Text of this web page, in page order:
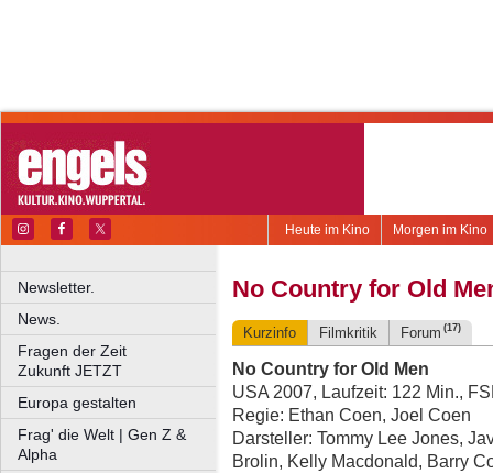
Morgen im Kino
Heute im Kino
Newsletter.
News.
Fragen der Zeit
Zukunft JETZT
Europa gestalten
Frag' die Welt | Gen Z &
Alpha
No Country for Old
Kurzinfo Filmkritik Forum (17)
No Country for Old Men
USA 2007, Laufzeit: 122 Min.,
Regie: Ethan Coen, Joel Coen
Darsteller: Tommy Lee Jones,
Brolin, Kelly Macdonald, Barry